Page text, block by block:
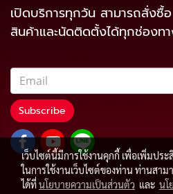
เปิดบริการทุกวัน สามารถสั่งซื้อ
สินค้าและนัดติดตั้งได้ทุกช่องท
Subscribe
เว็บไซต์นี้มีการใช้งานคุกกี้ เพื่อเพิ่มป
ในการใช้งานเว็บไซต์ของท่าน ท่านสาม
ได้ที่นโยบายความเป็นส่วนตัว และ นโ